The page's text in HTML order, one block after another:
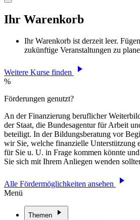
Ihr Warenkorb
Ihr Warenkorb ist derzeit leer.
zukünftige Veranstaltungen zu
Weitere Kurse finden
%
Förderungen genutzt?
An der Finanzierung beruflicher
der Staat, die Bundesagentur für Arbeit
beteiligt. In der Bildungsberatung vor
wir Sie, welche finanzielle Unterstützung
für Sie u. U. in Frage kommen könnte
Sie sich mit Ihrem Anliegen wenden
Alle Fördermöglichkeiten ansehen
Menü
Themen